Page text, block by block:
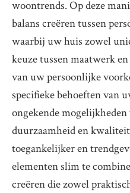
woontrends. Op deze
balans creëren tussen
waarbij uw huis zowel
keuze tussen maatwerk
van uw persoonlijke
specifieke behoeften van
ongekende
duurzaamheid en
toegankelijker en
elementen slim te
creëren die zowel